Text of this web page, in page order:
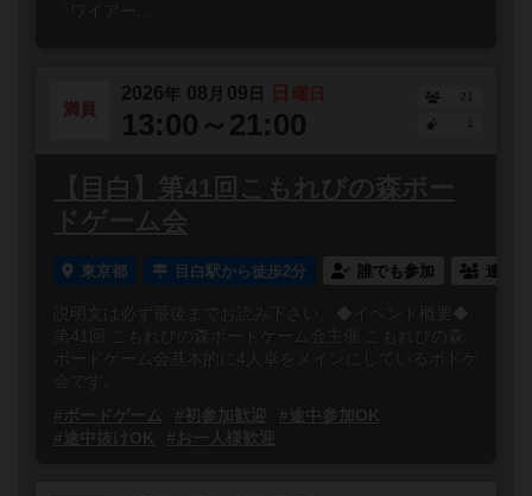
「ワイアー...
満員
2026年 08 月 09 日 日 曜日
13:00～21:00
21
1
【目白】第41回こもれびの森ボー
ドゲーム会
東京都 目白駅から徒歩2分 誰でも参加 連れ
説明文は必ず最後までお読み下さい。◆イベント概要◆
第41回 こもれびの森ボードゲーム会主催 こもれびの森
ボードゲーム会基本的に4人卓をメインにしているボドゲ
#ボードゲーム
#初参加歓迎
#途中参加OK
#途中抜けOK
#お一人様歓迎